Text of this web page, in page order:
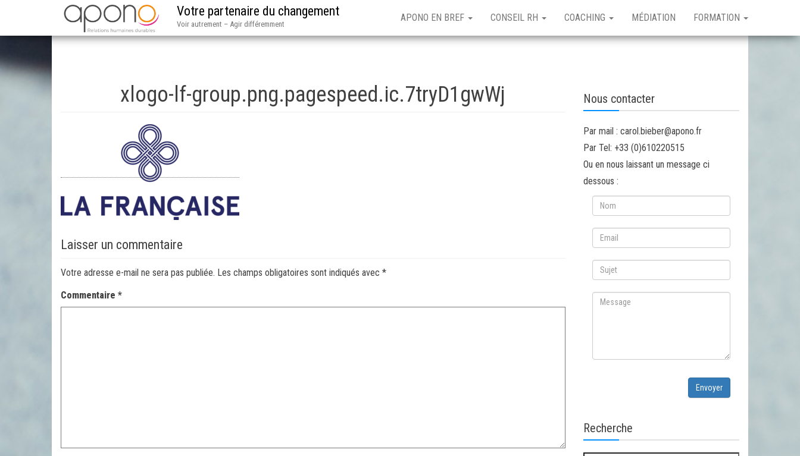
Votre partenaire du changement
Voir autrement – Agir différemment
APONO EN BREF CONSEIL RH COACHING MÉDIATION FORMATION
xlogo-lf-group.png.pagespeed.ic.7tryD1gwWj
Laisser un commentaire
Votre adresse e-mail ne sera pas publiée. Les champs obligatoires sont indiqués avec *
Commentaire *
Nous contacter
Par mail : carol.bieber@apono.fr
Par Tel: +33 (0)610220515
Ou en nous laissant un message ci
dessous :
Envoyer
Recherche